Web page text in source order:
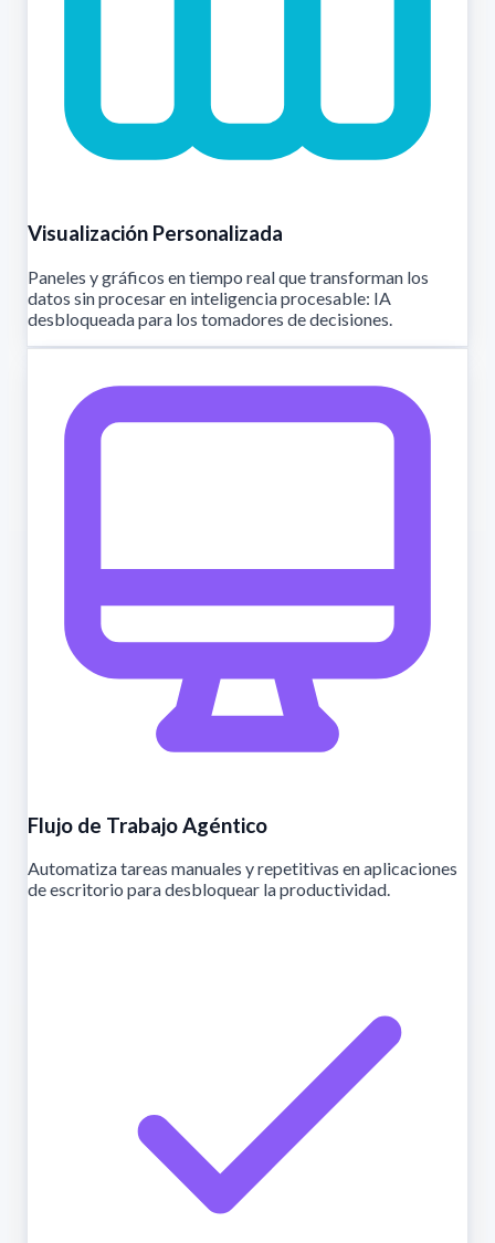
Visualización Personalizada
Paneles y gráficos en tiempo real que transforman los
datos sin procesar en inteligencia procesable: IA
desbloqueada para los tomadores de decisiones.
Flujo de Trabajo Agéntico
Automatiza tareas manuales y repetitivas en aplicaciones
de escritorio para desbloquear la productividad.